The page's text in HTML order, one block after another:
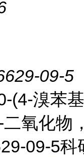
09-5
(4-溴苯
氧化物
09-5科